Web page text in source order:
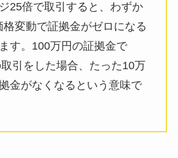
25倍で取引すると、わずか
変動で証拠金がゼロになる
す。100万円の証拠金で
引をした場合、たった10万
金がなくなるという意味で